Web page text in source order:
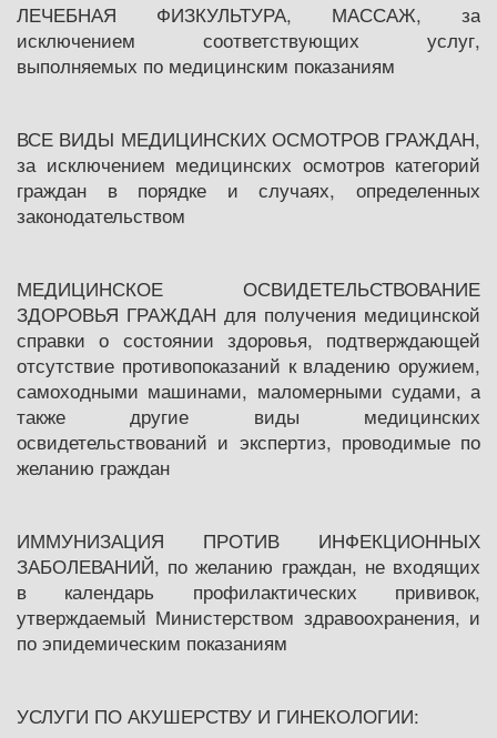
ЛЕЧЕБНАЯ ФИЗКУЛЬТУРА, МАССАЖ, за
исключением соответствующих услуг,
выполняемых по медицинским показаниям
ВСЕ ВИДЫ МЕДИЦИНСКИХ ОСМОТРОВ ГРАЖДАН,
за исключением медицинских осмотров категорий
граждан в порядке и случаях, определенных
законодательством
МЕДИЦИНСКОЕ ОСВИДЕТЕЛЬСТВОВАНИЕ
ЗДОРОВЬЯ ГРАЖДАН для получения медицинской
справки о состоянии здоровья, подтверждающей
отсутствие противопоказаний к владению оружием,
самоходными машинами, маломерными судами, а
также другие виды медицинских
освидетельствований и экспертиз, проводимые по
желанию граждан
ИММУНИЗАЦИЯ ПРОТИВ ИНФЕКЦИОННЫХ
ЗАБОЛЕВАНИЙ, по желанию граждан, не входящих
в календарь профилактических прививок,
утверждаемый Министерством здравоохранения, и
по эпидемическим показаниям
УСЛУГИ ПО АКУШЕРСТВУ И ГИНЕКОЛОГИИ: